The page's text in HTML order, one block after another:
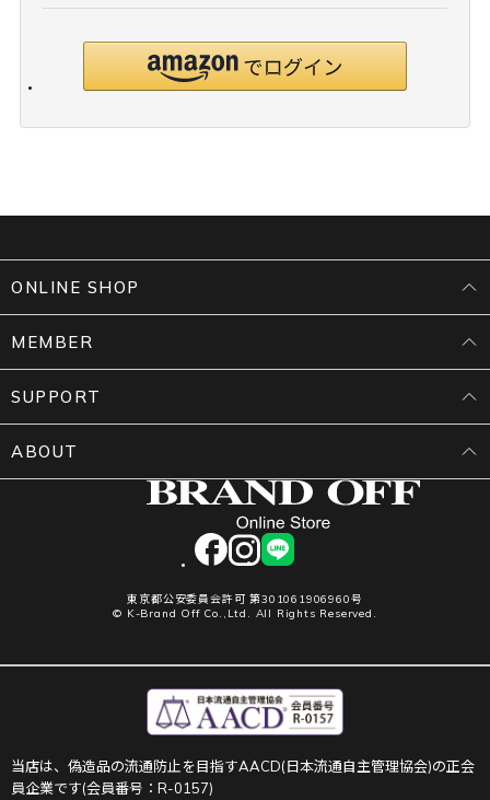
facebookinstagram
LINE
東京都公安委員会許可 第301061906960号
© K-Brand Off Co.,Ltd. All Rights Reserved.
ONLINE SHOP
MEMBER
SUPPORT
ABOUT
当店は、偽造品の流通防止を目指すAACD(日本流通自主管理協会)の正会
員企業です(会員番号：R-0157)